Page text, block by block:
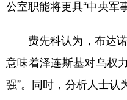
公室职能将更具“中央军
费先科认为，布达诺
意味着泽连斯基对乌权
强”。同时，分析人士认